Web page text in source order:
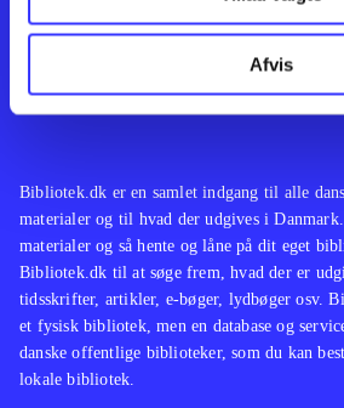
Afvis
Bibliotek.dk er en samlet indgang til alle
materialer og til hvad der udgives i
materialer og så hente og låne på dit eget
Bibliotek.dk til at søge frem, hvad der er
tidsskrifter, artikler, e-bøger, lydbøger osv.
et fysisk bibliotek, men en database og
danske offentlige biblioteker, som du kan
lokale bibliotek.
English
Noder